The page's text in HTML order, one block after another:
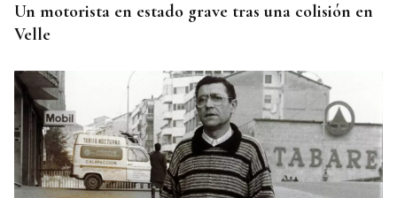
Un motorista en estado grave tras una colisión en
Velle